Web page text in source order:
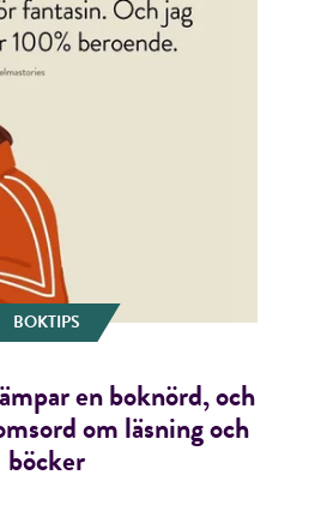
BOKTIPS
en boknörd, och
om läsning och
böcker